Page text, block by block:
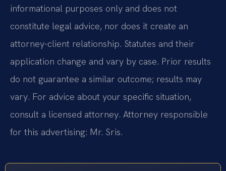
informational purposes only and does not
constitute legal advice, nor does it create an
attorney-client relationship. Statutes and their
application change and vary by case. Prior results
do not guarantee a similar outcome; results may
vary. For advice about your specific situation,
consult a licensed attorney. Attorney responsible
for this advertising: Mr. Sris.